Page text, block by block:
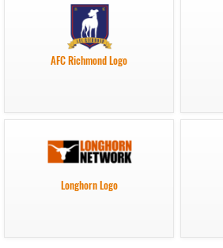
AFC Richmond Logo
Longhorn Logo